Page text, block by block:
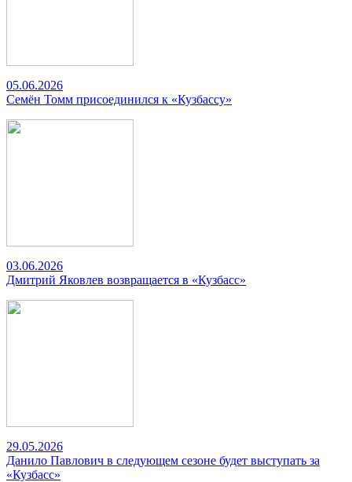
05.06.2026
Семён Томм присоединился к «Кузбассу»
03.06.2026
Дмитрий Яковлев возвращается в «Кузбасс»
29.05.2026
Данило Павлович в следующем сезоне будет выступать за
«Кузбасс»